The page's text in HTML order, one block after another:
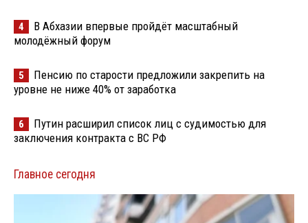
4
В Абхазии впервые пройдёт масштабный
молодёжный форум
5
Пенсию по старости предложили закрепить на
уровне не ниже 40% от заработка
6
Путин расширил список лиц с судимостью для
заключения контракта с ВС РФ
Главное сегодня